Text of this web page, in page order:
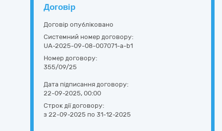
Договір
Договір опубліковано
Системний номер договору:
UA-2025-09-08-007071-a-b1
Номер договору:
355/09/25
Дата підписання договору:
22-09-2025, 00:00
Строк дії договору:
з 22-09-2025 по 31-12-2025